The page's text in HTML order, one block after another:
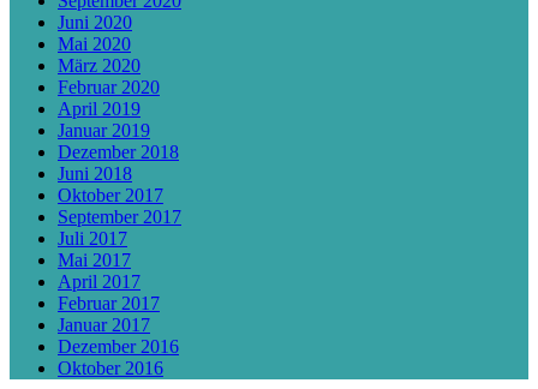
Juni 2020
Mai 2020
März 2020
Februar 2020
April 2019
Januar 2019
Dezember 2018
Juni 2018
Oktober 2017
September 2017
Juli 2017
Mai 2017
April 2017
Februar 2017
Januar 2017
Dezember 2016
Oktober 2016